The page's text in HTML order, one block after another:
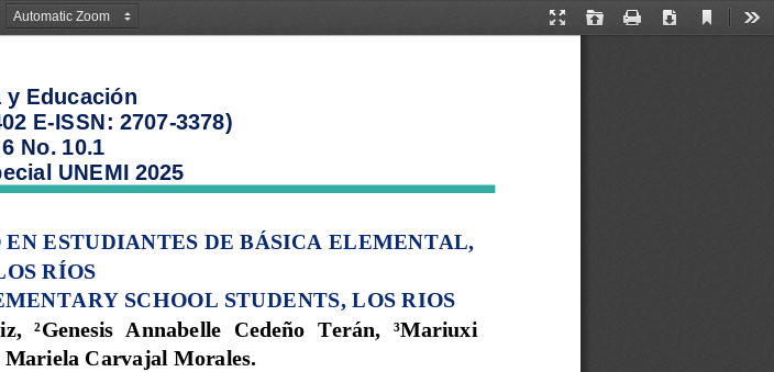
Presentation
Open Print Download
Current
y Educación
E-ISSN: 2707-3378)
6 No. 10.1
UNEMI 2025
ESTUDIANTES DE BÁSICA ELEMENTAL,
RÍOS
SCHOOL STUDENTS, LOS RIOS
²Genesis  Annabelle  Cedeño Terán, ³Mariuxi
Mariela Carvajal Morales.